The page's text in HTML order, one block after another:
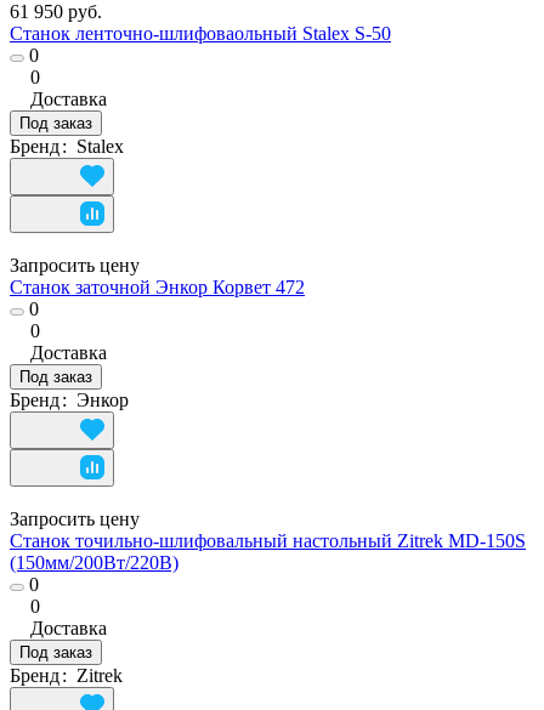
61 950 руб.
Станок ленточно-шлифоваольный Stalex S-50
0
0
Доставка
Под заказ
Бренд: Stalex
Запросить цену
Станок заточной Энкор Корвет 472
0
0
Доставка
Под заказ
Бренд: Энкор
Запросить цену
Станок точильно-шлифовальный настольный Zitrek MD-150S
(150мм/200Вт/220В)
0
0
Доставка
Под заказ
Бренд: Zitrek